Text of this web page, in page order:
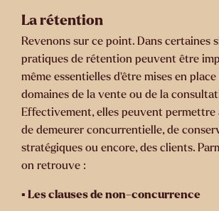
La rétention
Revenons sur ce point. Dans certaines
pratiques de rétention peuvent être
même essentielles d’être mises en place
domaines de la vente ou de la
Effectivement, elles peuvent permettre
de demeurer concurrentielle, de
stratégiques ou encore, des clients.
on retrouve :
▪️ Les clauses de non-concurrence